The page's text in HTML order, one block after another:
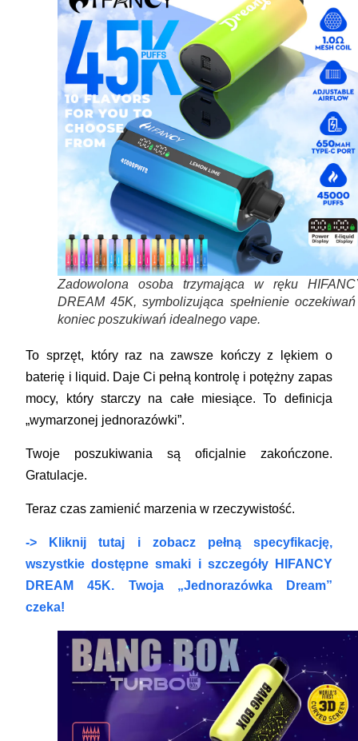
Zadowolona osoba trzymająca w ręku
DREAM 45K, symbolizująca spełnienie
koniec poszukiwań idealnego vape.
To sprzęt, który raz na zawsze kończy z lękiem o
baterię i liquid. Daje Ci pełną kontrolę i potężny zapas
mocy, który starczy na całe miesiące. To definicja
„wymarzonej jednorazówki”.
Twoje poszukiwania są oficjalnie zakończone.
Gratulacje.
Teraz czas zamienić marzenia w rzeczywistość.
-> Kliknij tutaj i zobacz pełną specyfikację,
wszystkie dostępne smaki i szczegóły HIFANCY
DREAM 45K. Twoja „Jednorazówka Dream”
czeka!